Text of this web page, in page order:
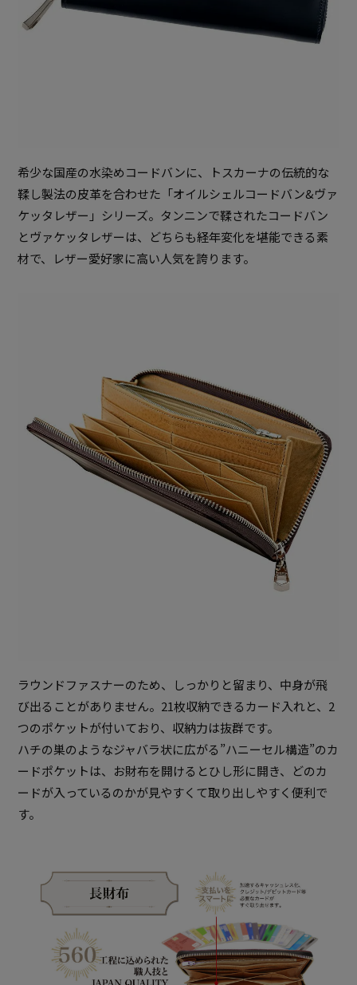
希少な国産の水染めコードバンに、トスカーナの伝統的な
鞣し製法の皮革を合わせた「オイルシェルコードバン&ヴァ
ケッタレザー」シリーズ。タンニンで鞣されたコードバン
とヴァケッタレザーは、どちらも経年変化を堪能できる素
材で、レザー愛好家に高い人気を誇ります。
ラウンドファスナーのため、しっかりと留まり、中身が飛
び出ることがありません。21枚収納できるカード入れと、2
つのポケットが付いており、収納力は抜群です。
ハチの巣のようなジャバラ状に広がる”ハニーセル構造”のカ
ードポケットは、お財布を開けるとひし形に開き、どのカ
ードが入っているのかが見やすくて取り出しやすく便利で
す。